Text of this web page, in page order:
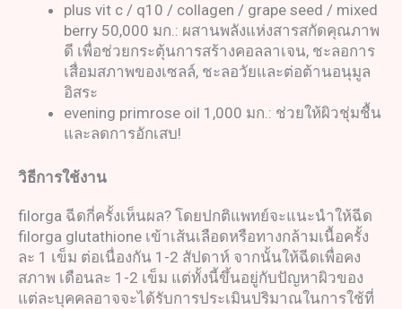
plus vit c / q10 / collagen / grape seed / mixed
berry 50,000 มก.: ผสานพลังแห่งสารสกัดคุณภาพ
ดี เพื่อช่วยกระตุ้นการสร้างคอลลาเจน, ชะลอการ
เสื่อมสภาพของเซลล์, ชะลอวัยและต่อต้านอนุมูล
อิสระ
evening primrose oil 1,000 มก.: ช่วยให้ผิวชุ่มชื้น
และลดการอักเสบ!
วิธีการใช้งาน
filorga ฉีดกี่ครั้งเห็นผล? โดยปกติแพทย์จะแนะนำให้ฉีด
filorga glutathione เข้าเส้นเลือดหรือทางกล้ามเนื้อครั้ง
ละ 1 เข็ม ต่อเนื่องกัน 1-2 สัปดาห์ จากนั้นให้ฉีดเพื่อคง
สภาพ เดือนละ 1-2 เข็ม แต่ทั้งนี้ขึ้นอยู่กับปัญหาผิวของ
แต่ละบุคคลอาจจะได้รับการประเมินปริมาณในการใช้ที่